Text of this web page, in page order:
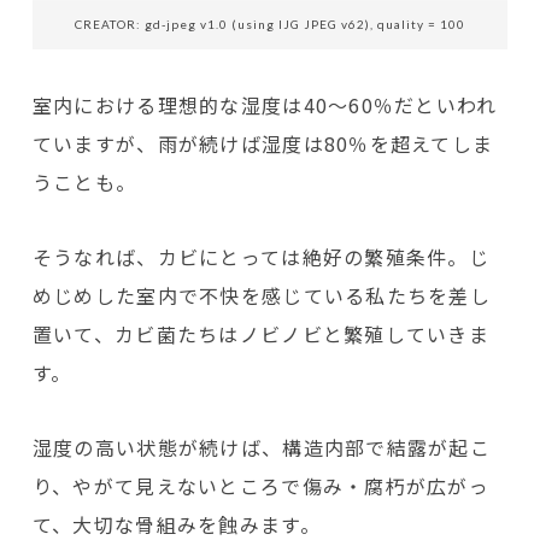
CREATOR: gd-jpeg v1.0 (using IJG JPEG v62), quality = 100
室内における理想的な湿度は40～60％だといわれ
ていますが、雨が続けば湿度は80％を超えてしま
うことも。
そうなれば、カビにとっては絶好の繁殖条件。じ
めじめした室内で不快を感じている私たちを差し
置いて、カビ菌たちはノビノビと繁殖していきま
す。
湿度の高い状態が続けば、構造内部で結露が起こ
り、やがて見えないところで傷み・腐朽が広がっ
て、大切な骨組みを蝕みます。